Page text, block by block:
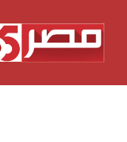
المحتوى